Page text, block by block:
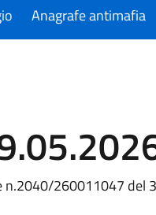
Anagrafe antimafia
n.2040/260011047 del